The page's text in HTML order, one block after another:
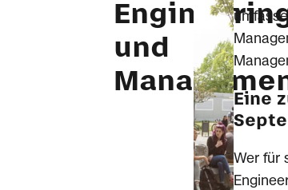
und
Eine
Wer für